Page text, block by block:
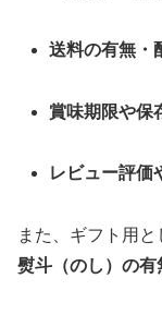
送料の有無・
賞味期限や保
レビュー評価
また、ギフト用と
熨斗（のし）の有